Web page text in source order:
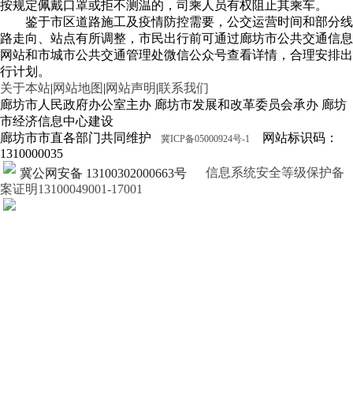
按规定佩戴口罩或拒不测温的，司乘人员有权阻止其乘车。
鉴于市区道路施工及疫情防控需要，公交运营时间和部分线
路走向、站点有所调整，市民出行前可通过廊坊市公共交通信息
网站和市城市公共交通管理处微信公众号查看详情，合理安排出
行计划。
关于本站|网站地图 |网站声明|联系我们
廊坊市人民政府办公室主办 廊坊市发展和改革委员会承办 廊坊
市经济信息中心建设
廊坊市市直各部门共同维护
冀ICP备05000924号-1
网站标识码：
1310000035
冀公网安备 13100302000663号
信息系统安全等级保护备
案证明13100049001-17001